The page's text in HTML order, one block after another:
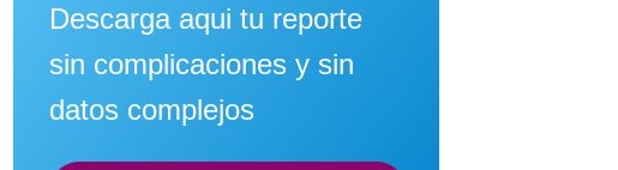
Descarga aqui tu reporte
sin complicaciones y sin
datos complejos